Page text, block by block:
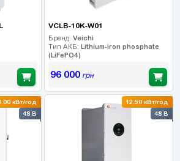
VCLB-10K-W01
Бренд: Veichi
Тип АКБ: Lithium-iron phosphate
(LiFePO4)
96 000грн
кВт/год
48 В
12.50 кВт/год
48 В